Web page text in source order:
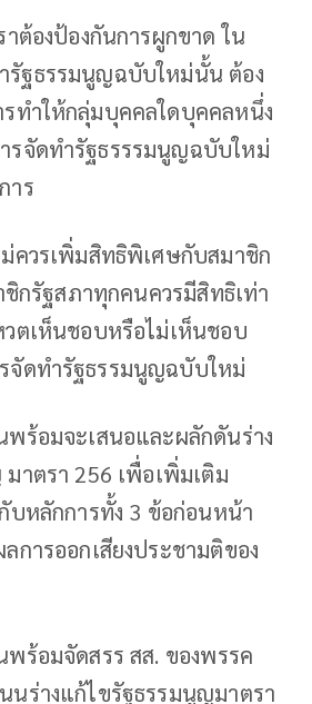
าต้องป้องกันการผูกขาด ใน
รัฐธรรมนูญฉบับใหม่นั้น ต้อง
รทำให้กลุ่มบุคคลใดบุคคลหนึ่ง
รจัดทำรัฐธรรรมนูญฉบับใหม่
าร
ควรเพิ่มสิทธิพิเศษกับสมาชิก
กรัฐสภาทุกคนควรมีสิทธิเท่า
วตเห็นชอบหรือไม่เห็นชอบ
จัดทำรัฐธรรมนูญฉบับใหม่
ร้อมจะเสนอและผลักดันร่าง
าตรา 256 เพื่อเพิ่มเติม
บหลักการทั้ง 3 ข้อก่อนหน้า
การออกเสียงประชามติของ
ร้อมจัดสรร สส. ของพรรค
นร่างแก้ไขรัฐธรรมนูญมาตรา